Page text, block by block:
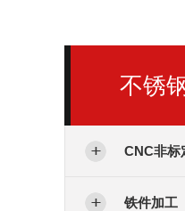
不锈
CNC非标
铁件加工